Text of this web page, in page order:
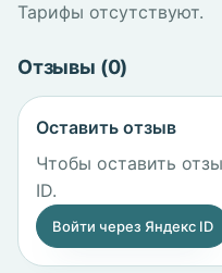
Тарифы отсутствуют.
Отзывы (0)
Оставить отзыв
Чтобы оставить
ID.
Войти через Яндекс ID